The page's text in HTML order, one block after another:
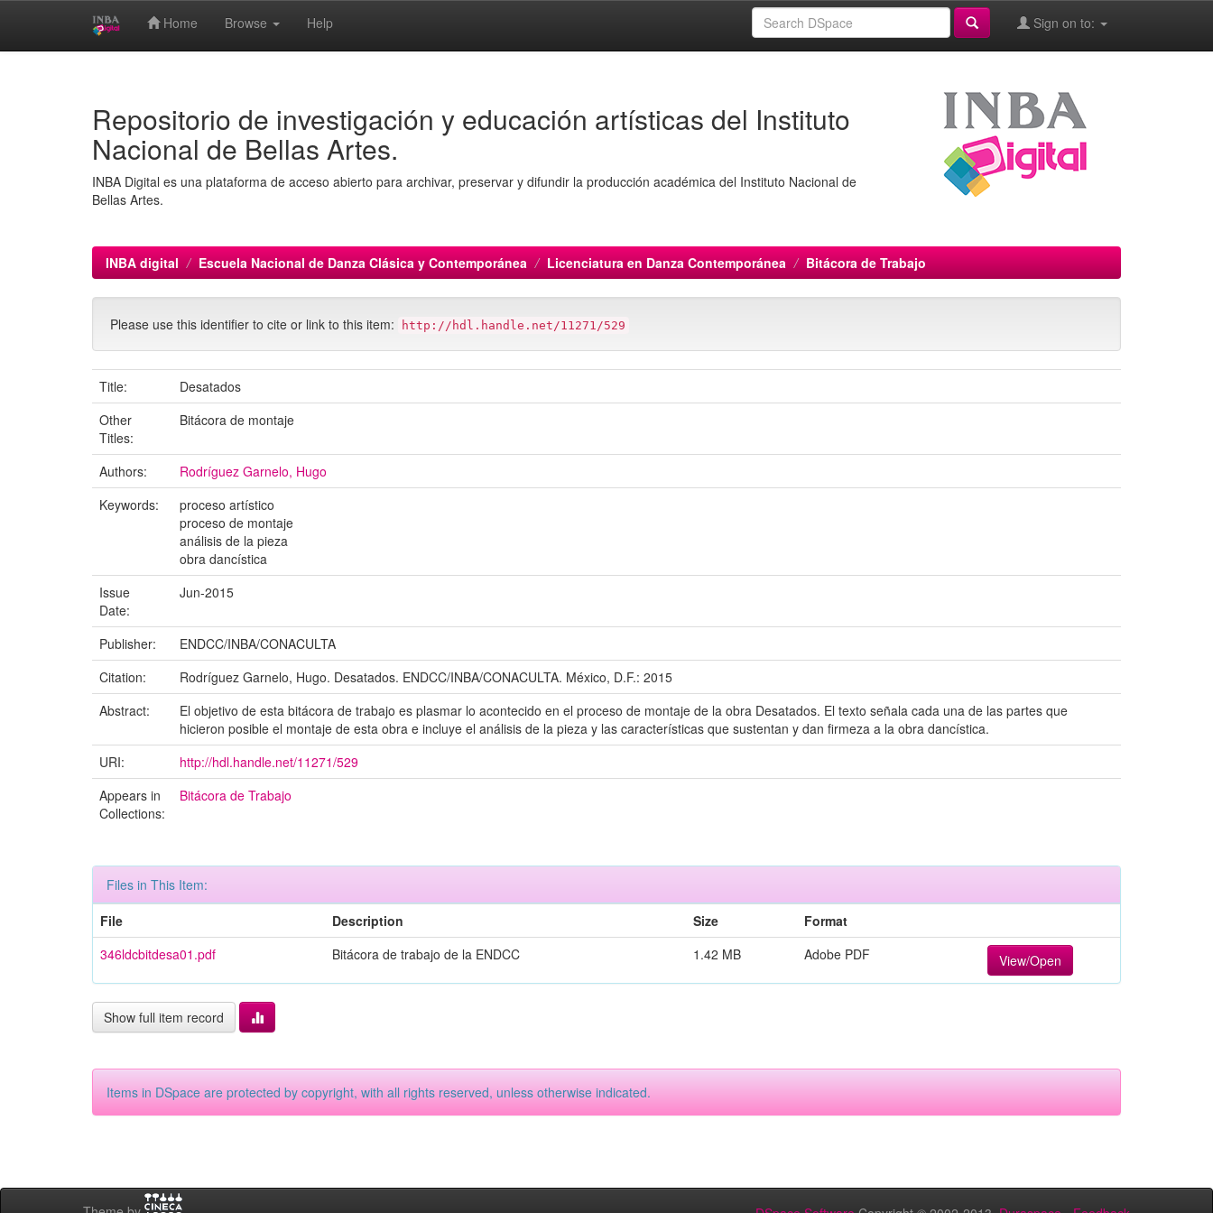
Home Browse Help Sign on to:
Repositorio de investigación y educación artísticas del Instituto
Nacional de Bellas Artes.
INBA Digital es una plataforma de acceso abierto para archivar, preservar y difundir la producción académica del Instituto Nacional de
Bellas Artes.
INBA digital Escuela Nacional de Danza Clásica y Contemporánea Licenciatura en Danza Contemporánea Bitácora de Trabajo
Please use this identifier to cite or link to this item: http://hdl.handle.net/11271/529
Title:
Desatados
Other
Titles:
Bitácora de montaje
Authors:
Rodríguez Garnelo, Hugo
Keywords:
proceso artístico
proceso de montaje
análisis de la pieza
obra dancística
Issue
Date:
Jun-2015
Publisher:
ENDCC/INBA/CONACULTA
Citation:
Rodríguez Garnelo, Hugo. Desatados. ENDCC/INBA/CONACULTA. México, D.F.: 2015
Abstract:
El objetivo de esta bitácora de trabajo es plasmar lo acontecido en el proceso de montaje de la obra Desatados. El texto señala cada una de las partes que
hicieron posible el montaje de esta obra e incluye el análisis de la pieza y las características que sustentan y dan firmeza a la obra dancística.
URI:
http://hdl.handle.net/11271/529
Appears in
Collections:
Bitácora de Trabajo
Files in This Item:
File
Description Size
Format
346ldcbitdesa01.pdf
Bitácora de trabajo de la ENDCC 1.42 MB Adobe PDF View/Open
Show full item record
Items in DSpace are protected by copyright, with all rights reserved, unless otherwise indicated.